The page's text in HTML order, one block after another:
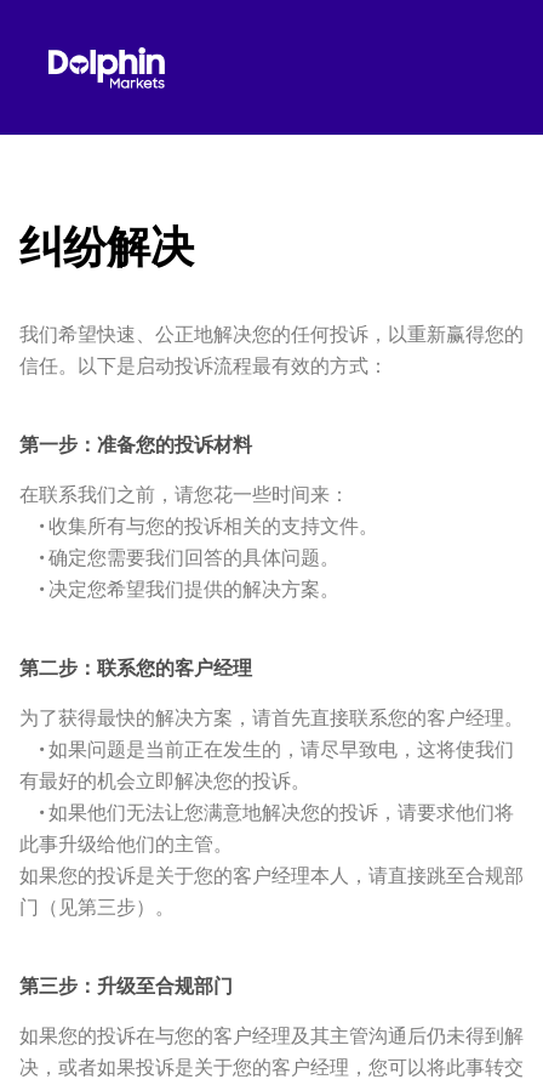
纠纷解决
我们希望快速、公正地解决您的任何投诉，以重新赢得您的
信任。以下是启动投诉流程最有效的方式：
第一步：准备您的投诉材料
在联系我们之前，请您花一些时间来：
•收集所有与您的投诉相关的支持文件。
•确定您需要我们回答的具体问题。
• 决定您希望我们提供的解决方案。
第二步：联系您的客户经理
为了获得最快的解决方案，请首先直接联系您的客户经理。
•如果问题是当前正在发生的，请尽早致电，这将使我们
有最好的机会立即解决您的投诉。
•如果他们无法让您满意地解决您的投诉，请要求他们将
此事升级给他们的主管。
如果您的投诉是关于您的客户经理本人，请直接跳至合规部
门（见第三步）。
第三步：升级至合规部门
如果您的投诉在与您的客户经理及其主管沟通后仍未得到解
决，或者如果投诉是关于您的客户经理，您可以将此事转交